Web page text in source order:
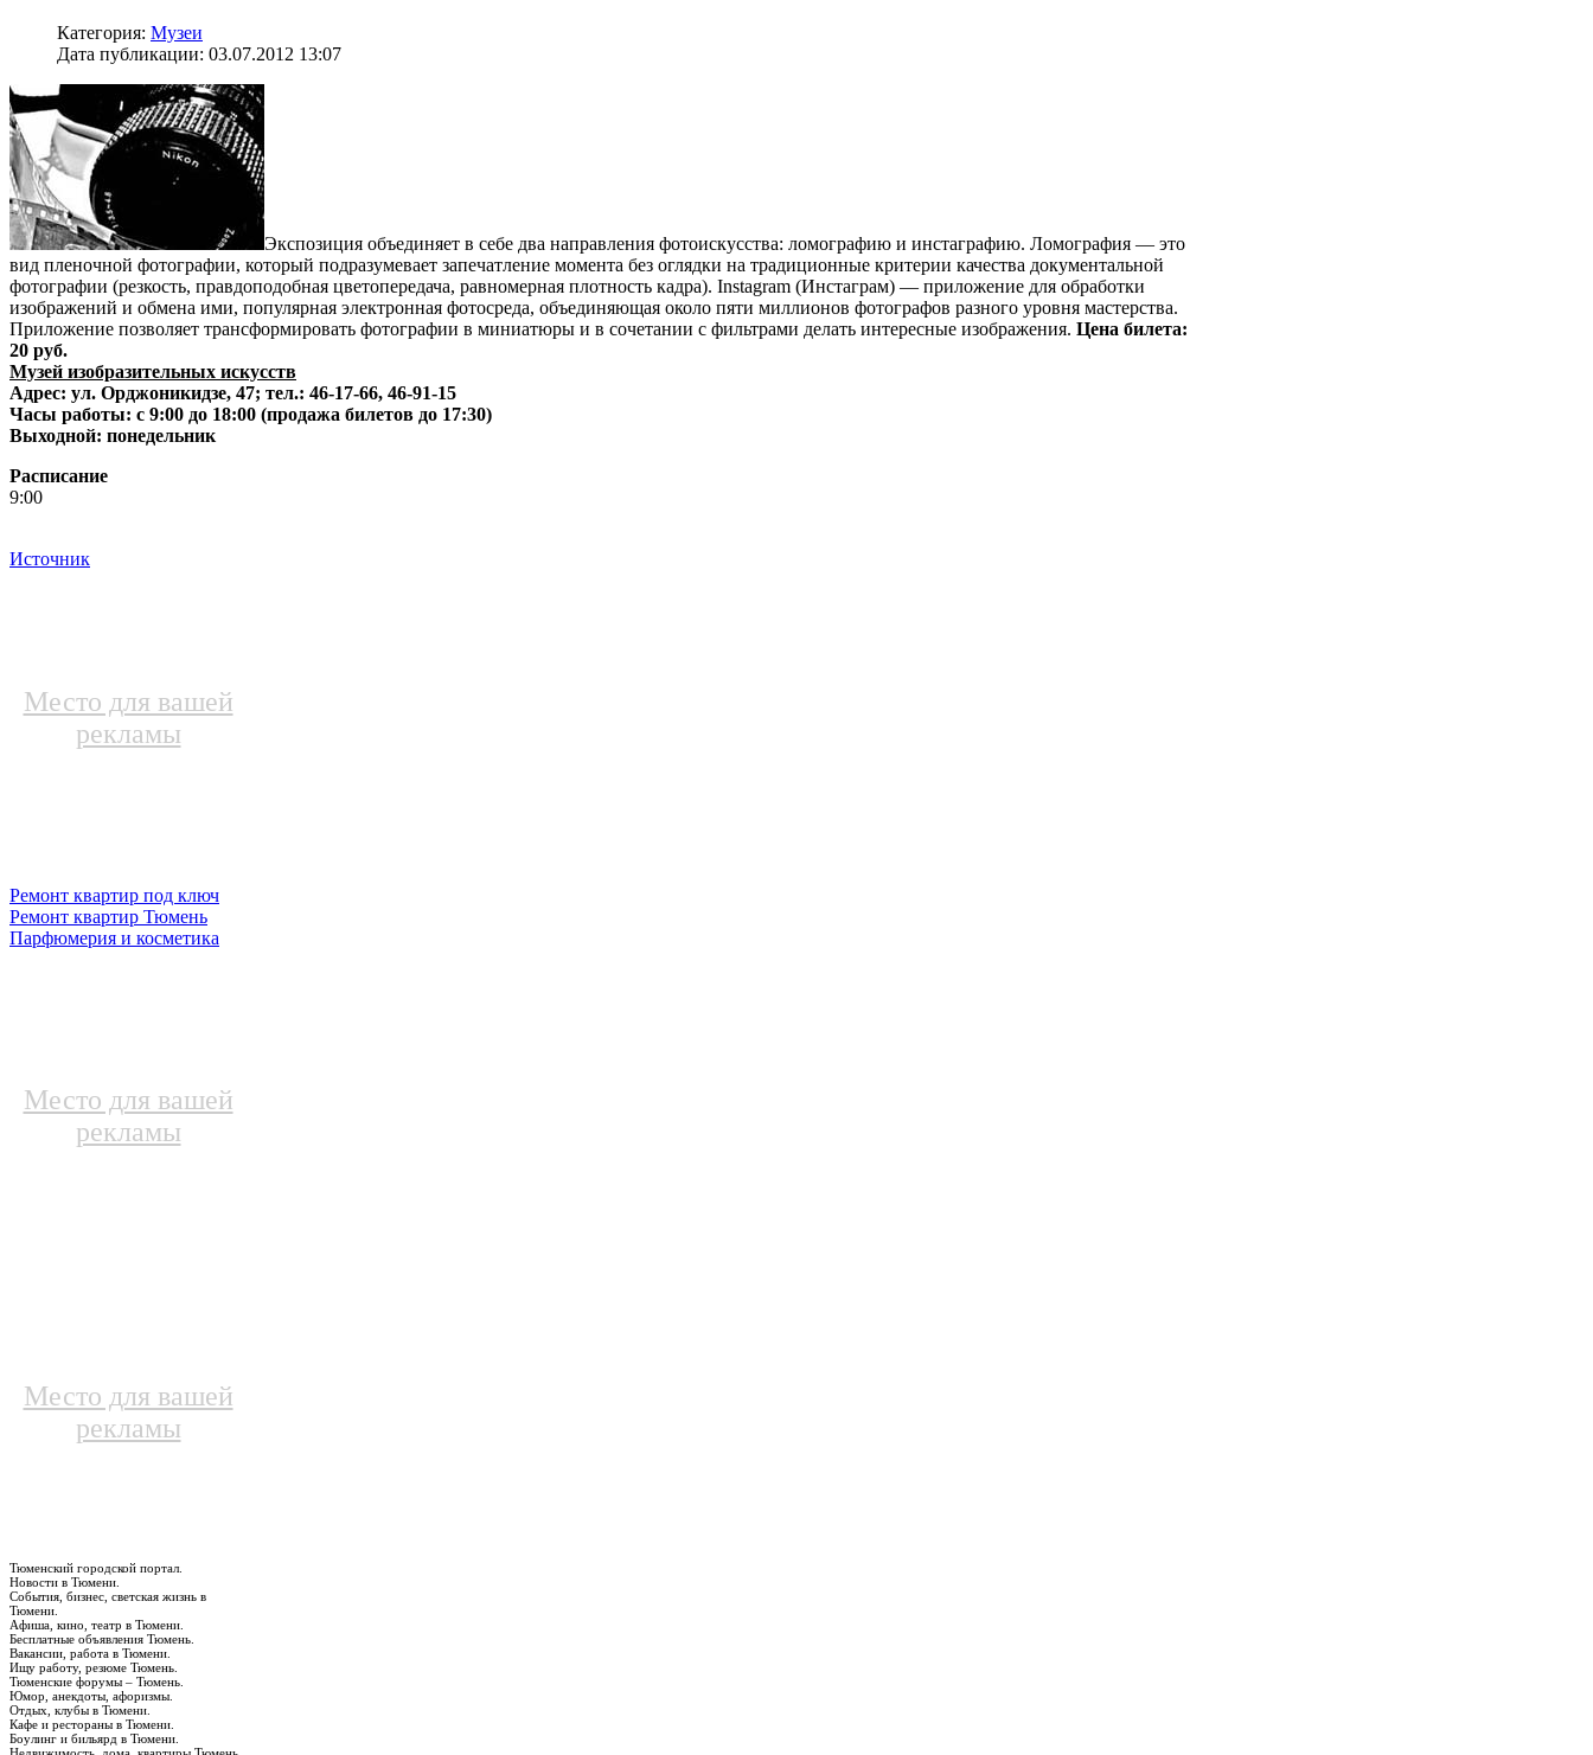
Категория: Музеи
Дата публикации: 03.07.2012 13:07
Экспозиция объединяет в себе два направления фотоискусства: ломографию и инстаграфию. Ломография — это
вид пленочной фотографии, который подразумевает запечатление момента без оглядки на традиционные критерии качества документальной
фотографии (резкость, правдоподобная цветопередача, равномерная плотность кадра). Instagram (Инстаграм) — приложение для обработки
изображений и обмена ими, популярная электронная фотосреда, объединяющая около пяти миллионов фотографов разного уровня мастерства.
Приложение позволяет трансформировать фотографии в миниатюры и в сочетании с фильтрами делать интересные изображения. Цена билета:
20 руб.
Музей изобразительных искусств
Адрес: ул. Орджоникидзе, 47; тел.: 46-17-66, 46-91-15
Часы работы: с 9:00 до 18:00 (продажа билетов до 17:30)
Выходной: понедельник
Расписание
9:00
Источник
Место для вашей
рекламы
Ремонт квартир под ключ
Ремонт квартир Тюмень
Парфюмерия и косметика
Место для вашей
рекламы
Место для вашей
рекламы
Тюменский городской портал.
Новости в Тюмени.
События, бизнес, светская жизнь в
Тюмени.
Афиша, кино, театр в Тюмени.
Бесплатные объявления Тюмень.
Вакансии, работа в Тюмени.
Ищу работу, резюме Тюмень.
Тюменские форумы – Тюмень.
Юмор, анекдоты, афоризмы.
Отдых, клубы в Тюмени.
Кафе и рестораны в Тюмени.
Боулинг и бильярд в Тюмени.